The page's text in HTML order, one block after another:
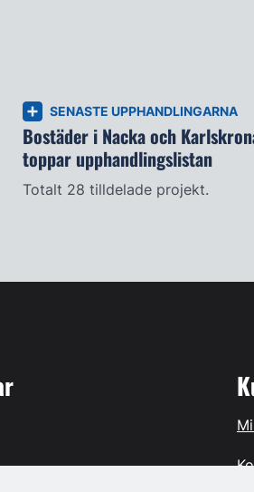
SENASTE UPPHANDLINGARNA
Bostäder i Nacka och
toppar upphandlingslistan
Totalt 28 tilldelade projekt.